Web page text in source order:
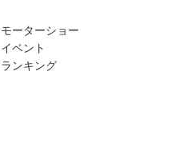
モーターショー
イベント
ランキング